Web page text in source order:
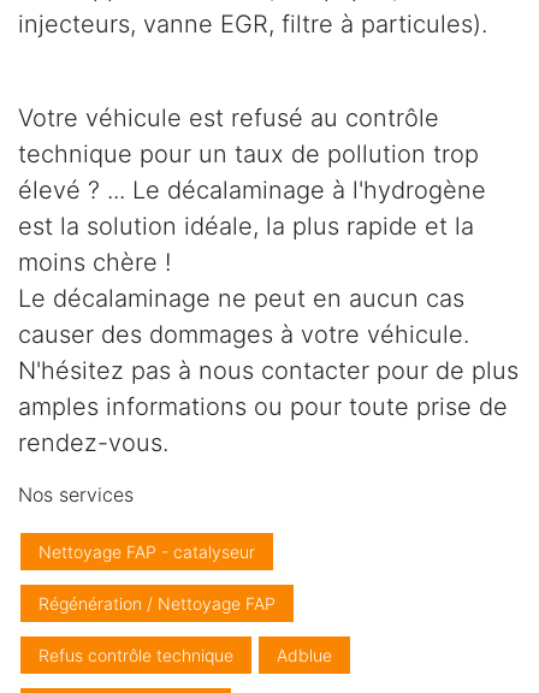
injecteurs, vanne EGR, filtre à particules).
Votre véhicule est refusé au contrôle
technique pour un taux de pollution trop
élevé ? ... Le décalaminage à l'hydrogène
est la solution idéale, la plus rapide et la
moins chère !
Le décalaminage ne peut en aucun cas
causer des dommages à votre véhicule.
N'hésitez pas à nous contacter pour de plus
amples informations ou pour toute prise de
rendez-vous.
Nos services
Nettoyage FAP - catalyseur
Régénération / Nettoyage FAP
Refus contrôle technique Adblue